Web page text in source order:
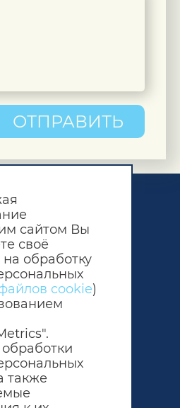
ОТПРАВИТЬ
«Лазурная»,
8.00 -
сайтом Вы
своё
на обработку
cookie)
также